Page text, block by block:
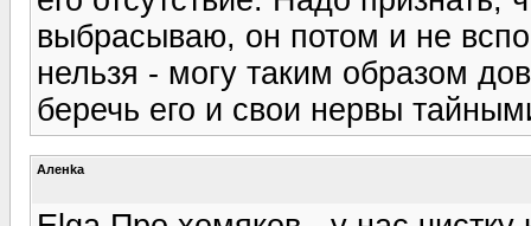
выбрасываю, он потом и не
нельзя - могу таким образом
беречь его и свои нервы
Аленka